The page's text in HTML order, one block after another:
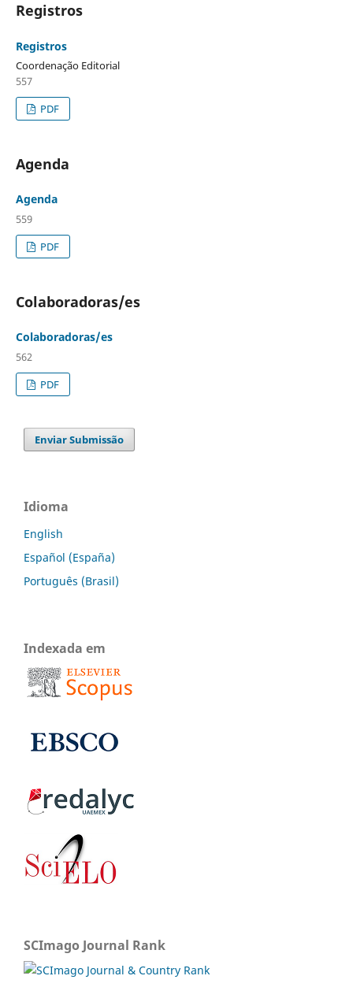
Registros
Registros
Coordenação Editorial
557
PDF
Agenda
Agenda
559
PDF
Colaboradoras/es
Colaboradoras/es
562
PDF
Enviar Submissão
Idioma
English
Español (España)
Português (Brasil)
Indexada em
SCImago Journal Rank